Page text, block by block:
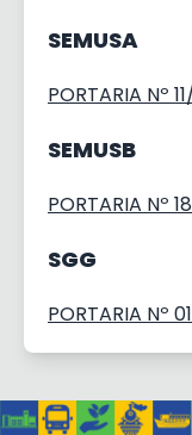
SEMUSA
PORTARIA Nº
SEMUSB
PORTARIA Nº
SGG
PORTARIA Nº